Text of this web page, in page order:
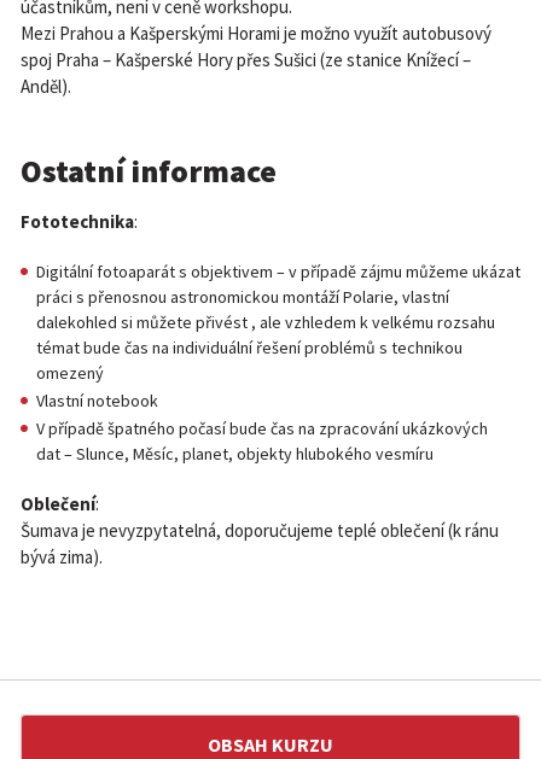
účastníkům, není v ceně workshopu.
Mezi Prahou a Kašperskými Horami je možno využít autobusový
spoj Praha – Kašperské Hory přes Sušici (ze stanice Knížecí –
Anděl).
Ostatní informace
Fototechnika:
Digitální fotoaparát s objektivem – v případě zájmu můžeme ukázat
práci s přenosnou astronomickou montáží Polarie, vlastní
dalekohled si můžete přivést , ale vzhledem k velkému rozsahu
témat bude čas na individuální řešení problémů s technikou
omezený
Vlastní notebook
V případě špatného počasí bude čas na zpracování ukázkových
dat – Slunce, Měsíc, planet, objekty hlubokého vesmíru
Oblečení:
Šumava je nevyzpytatelná, doporučujeme teplé oblečení (k ránu
bývá zima).
OBSAH KURZU